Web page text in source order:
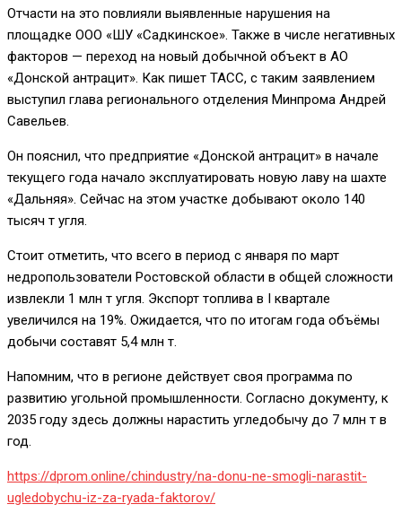
Отчасти на это повлияли выявленные нарушения на
площадке ООО «ШУ «Садкинское». Также в числе негативных
факторов — переход на новый добычной объект в АО
«Донской антрацит». Как пишет ТАСС, с таким заявлением
выступил глава регионального отделения Минпрома Андрей
Савельев.
Он пояснил, что предприятие «Донской антрацит» в начале
текущего года начало эксплуатировать новую лаву на шахте
«Дальняя». Сейчас на этом участке добывают около 140
тысяч т угля.
Стоит отметить, что всего в период с января по март
недропользователи Ростовской области в общей сложности
извлекли 1 млн т угля. Экспорт топлива в I квартале
увеличился на 19%. Ожидается, что по итогам года объёмы
добычи составят 5,4 млн т.
Напомним, что в регионе действует своя программа по
развитию угольной промышленности. Согласно документу, к
2035 году здесь должны нарастить угледобычу до 7 млн т в
год.
https://dprom.online/chindustry/na-donu-ne-smogli-narastit-
ugledobychu-iz-za-ryada-faktorov/